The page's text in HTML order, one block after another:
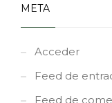
META
Acceder
Feed de
Feed de